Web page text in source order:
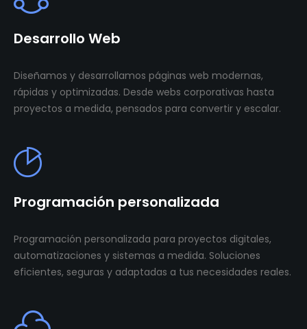
Desarrollo Web
Diseñamos y desarrollamos páginas web modernas,
rápidas y optimizadas. Desde webs corporativas hasta
proyectos a medida, pensados para convertir y escalar.
Programación personalizada
Programación personalizada para proyectos digitales,
automatizaciones y sistemas a medida. Soluciones
eficientes, seguras y adaptadas a tus necesidades reales.